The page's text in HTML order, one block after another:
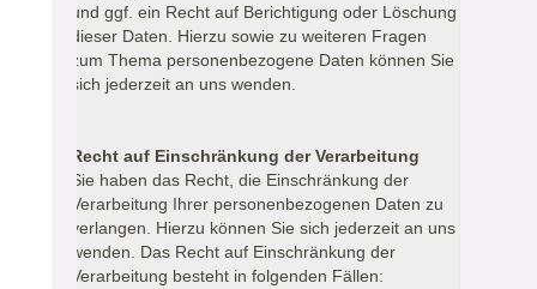
und ggf. ein Recht auf Berichtigung oder Löschung
dieser Daten. Hierzu sowie zu weiteren Fragen
zum Thema personenbezogene Daten können Sie
sich jederzeit an uns wenden.
Recht auf Einschränkung der Verarbeitung
Sie haben das Recht, die Einschränkung der
Verarbeitung Ihrer personenbezogenen Daten zu
verlangen. Hierzu können Sie sich jederzeit an uns
wenden. Das Recht auf Einschränkung der
Verarbeitung besteht in folgenden Fällen: